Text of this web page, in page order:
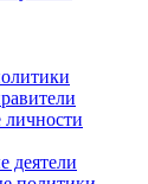
личности
деятели